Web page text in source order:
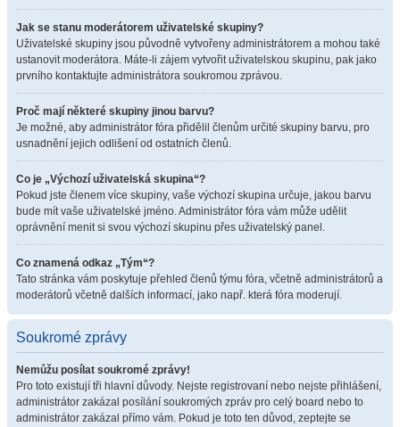
Jak se stanu moderátorem uživatelské skupiny?
Uživatelské skupiny jsou původně vytvořeny administrátorem a mohou také
ustanovit moderátora. Máte-li zájem vytvořit uživatelskou skupinu, pak jako
prvního kontaktujte administrátora soukromou zprávou.
Proč mají některé skupiny jinou barvu?
Je možné, aby administrátor fóra přidělil členům určité skupiny barvu, pro
usnadnění jejich odlišení od ostatních členů.
Co je „Výchozí uživatelská skupina“?
Pokud jste členem více skupiny, vaše výchozí skupina určuje, jakou barvu
bude mít vaše uživatelské jméno. Administrátor fóra vám může udělit
oprávnění menit si svou výchozí skupinu přes uživatelský panel.
Co znamená odkaz „Tým“?
Tato stránka vám poskytuje přehled členů týmu fóra, včetně administrátorů a
moderátorů včetně dalších informací, jako např. která fóra moderují.
Soukromé zprávy
Nemůžu posílat soukromé zprávy!
Pro toto existují tři hlavní důvody. Nejste registrovaní nebo nejste přihlášení,
administrátor zakázal posílání soukromých zpráv pro celý board nebo to
administrátor zakázal přímo vám. Pokud je toto ten důvod, zeptejte se